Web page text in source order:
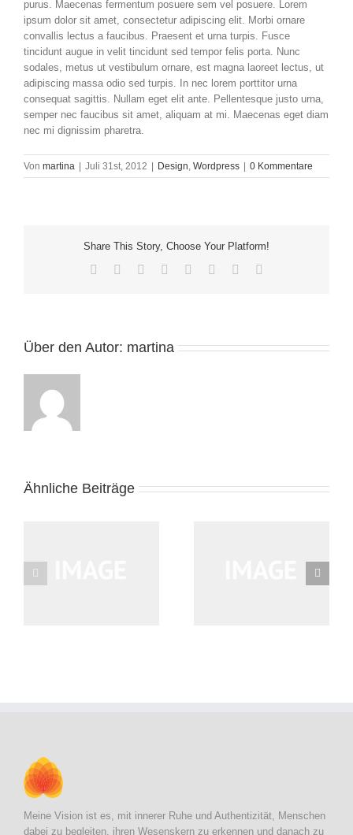
purus. Maecenas fermentum posuere sem vel posuere. Lorem
ipsum dolor sit amet, consectetur adipiscing elit. Morbi ornare
convallis lectus a faucibus. Praesent et urna turpis. Fusce
tincidunt augue in velit tincidunt sed tempor felis porta. Nunc
sodales, metus ut vestibulum ornare, est magna laoreet lectus, ut
adipiscing massa odio sed turpis. In nec lorem porttitor urna
consequat sagittis. Nullam eget elit ante. Pellentesque justo urna,
semper nec faucibus sit amet, aliquam at mi. Maecenas eget diam
nec mi dignissim pharetra.
Von martina Juli 31st, 2012 Design, Wordpress 0 Kommentare
Share This Story, Choose Your Platform!
Facebook
TwitterReddit LinkedIn
TumblrPinterest
Über den Autor: martina
Ähnliche Beiträge
Meine Vision ist es, mit innerer Ruhe und Authentizität, Menschen
dabei zu begleiten, ihren Wesenskern zu erkennen und danach zu